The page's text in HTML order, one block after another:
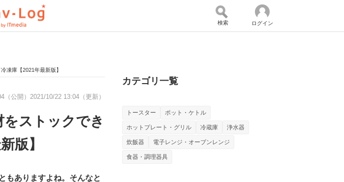
信の最新トレンド
トレンドを詳説 経営リーダーのコミュニティ
検索 ログイン
凍庫【2021年最新版】
（公開） 2021/10/22 13:04（更新）
ストックでき
版】
もありますよね。そんなと
カテゴリ一覧
トースター ポット・ケトル
ホットプレート・グリル 冷蔵庫 浄水器
炊飯器 電子レンジ・オーブンレンジ
食器・調理器具